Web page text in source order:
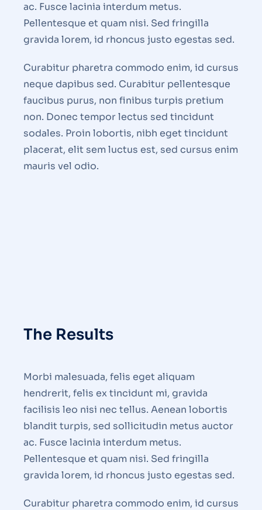
ac. Fusce lacinia interdum metus.
Pellentesque et quam nisi. Sed fringilla
gravida lorem, id rhoncus justo egestas sed.
Curabitur pharetra commodo enim, id cursus
neque dapibus sed. Curabitur pellentesque
faucibus purus, non finibus turpis pretium
non. Donec tempor lectus sed tincidunt
sodales. Proin lobortis, nibh eget tincidunt
placerat, elit sem luctus est, sed cursus enim
mauris vel odio.
The Results
Morbi malesuada, felis eget aliquam
hendrerit, felis ex tincidunt mi, gravida
facilisis leo nisi nec tellus. Aenean lobortis
blandit turpis, sed sollicitudin metus auctor
ac. Fusce lacinia interdum metus.
Pellentesque et quam nisi. Sed fringilla
gravida lorem, id rhoncus justo egestas sed.
Curabitur pharetra commodo enim, id cursus